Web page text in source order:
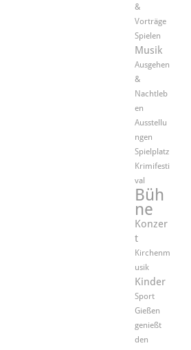
&
Vorträge
Spielen
Musik
Ausgehen
&
Nachtleb
en
Ausstellu
ngen
Spielplatz
Krimifesti
val
Büh
ne
Konzer
t
Kirchenm
usik
Kinder
Sport
Gießen
genießt
den